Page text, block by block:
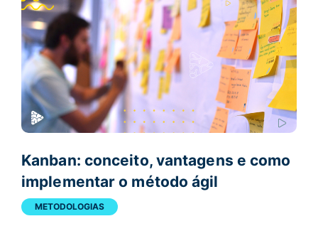
Kanban: conceito, vantagens e como
implementar o método ágil
METODOLOGIAS